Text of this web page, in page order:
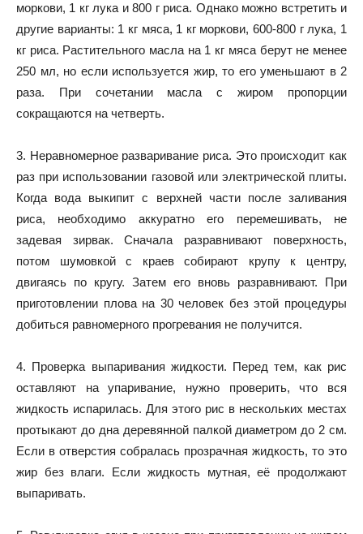
моркови, 1 кг лука и 800 г риса. Однако можно встретить и
другие варианты: 1 кг мяса, 1 кг моркови, 600-800 г лука, 1
кг риса. Растительного масла на 1 кг мяса берут не менее
250 мл, но если используется жир, то его уменьшают в 2
раза. При сочетании масла с жиром пропорции
сокращаются на четверть.
3. Неравномерное разваривание риса. Это происходит как
раз при использовании газовой или электрической плиты.
Когда вода выкипит с верхней части после заливания
риса, необходимо аккуратно его перемешивать, не
задевая зирвак. Сначала разравнивают поверхность,
потом шумовкой с краев собирают крупу к центру,
двигаясь по кругу. Затем его вновь разравнивают. При
приготовлении плова на 30 человек без этой процедуры
добиться равномерного прогревания не получится.
4. Проверка выпаривания жидкости. Перед тем, как рис
оставляют на упаривание, нужно проверить, что вся
жидкость испарилась. Для этого рис в нескольких местах
протыкают до дна деревянной палкой диаметром до 2 см.
Если в отверстия собралась прозрачная жидкость, то это
жир без влаги. Если жидкость мутная, её продолжают
выпаривать.